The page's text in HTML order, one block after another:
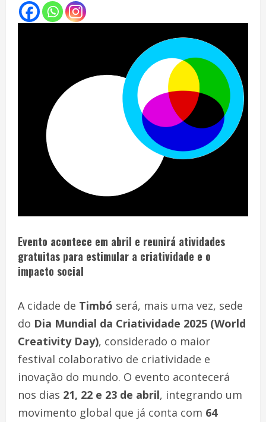
Evento acontece em abril e reunirá atividades
gratuitas para estimular a criatividade e o
impacto social
A cidade de Timbó será, mais uma vez, sede
do Dia Mundial da Criatividade 2025 (World
Creativity Day), considerado o maior
festival colaborativo de criatividade e
inovação do mundo. O evento acontecerá
nos dias 21, 22 e 23 de abril, integrando um
movimento global que já conta com 64